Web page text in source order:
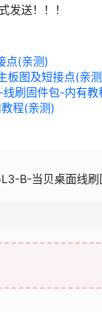
发送！！！
点(亲测)
板图及短接点(亲
刷固件包-内有教
程(亲测)
B-当贝桌面线